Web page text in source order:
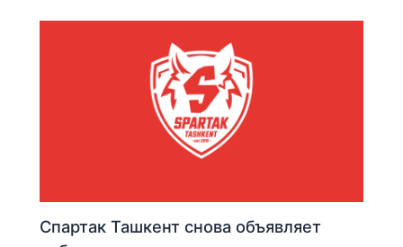
Спартак Ташкент снова объявляет